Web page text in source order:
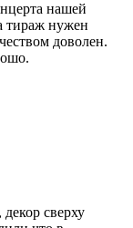
нашей
тираж нужен
доволен.
сверху